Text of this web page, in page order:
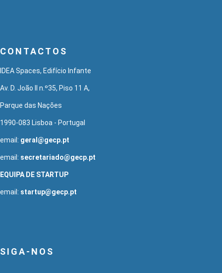
CONTACTOS
IDEA Spaces, Edifício Infante
Av. D. João II n.º35, Piso 11 A,
Parque das Nações
1990-083 Lisboa - Portugal
email: geral@gecp.pt
email: secretariado@gecp.pt
EQUIPA DE STARTUP
email: startup@gecp.pt
SIGA-NOS